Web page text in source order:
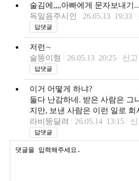
술김에,,,,아빠에게 문자보내기
독일음주시인
26.05.13 19:33
답댓글
저런∼
술똥이형
26.05.13 20:25 신고
답댓글
이거 어떻게 하냐?
둘다 난감하네. 받은 사람은 그
지만, 보낸 사람은 이런 일로
라비뚱달려
26.05.14 13:15
답댓글